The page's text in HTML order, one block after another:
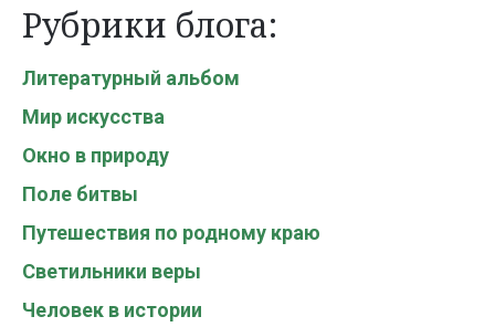
Рубрики блога:
Литературный альбом
Мир искусства
Окно в природу
Поле битвы
Путешествия по родному краю
Светильники веры
Человек в истории